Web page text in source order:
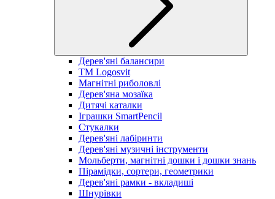
Дерев'яні балансири
TM Logosvit
Магнітні риболовлі
Дерев'яна мозаїка
Дитячі каталки
Іграшки SmartPencil
Стукалки
Дерев'яні лабіринти
Дерев'яні музичні інструменти
Мольберти, магнітні дошки і дошки знань
Пірамідки, сортери, геометрики
Дерев'яні рамки - вкладиші
Шнурівки